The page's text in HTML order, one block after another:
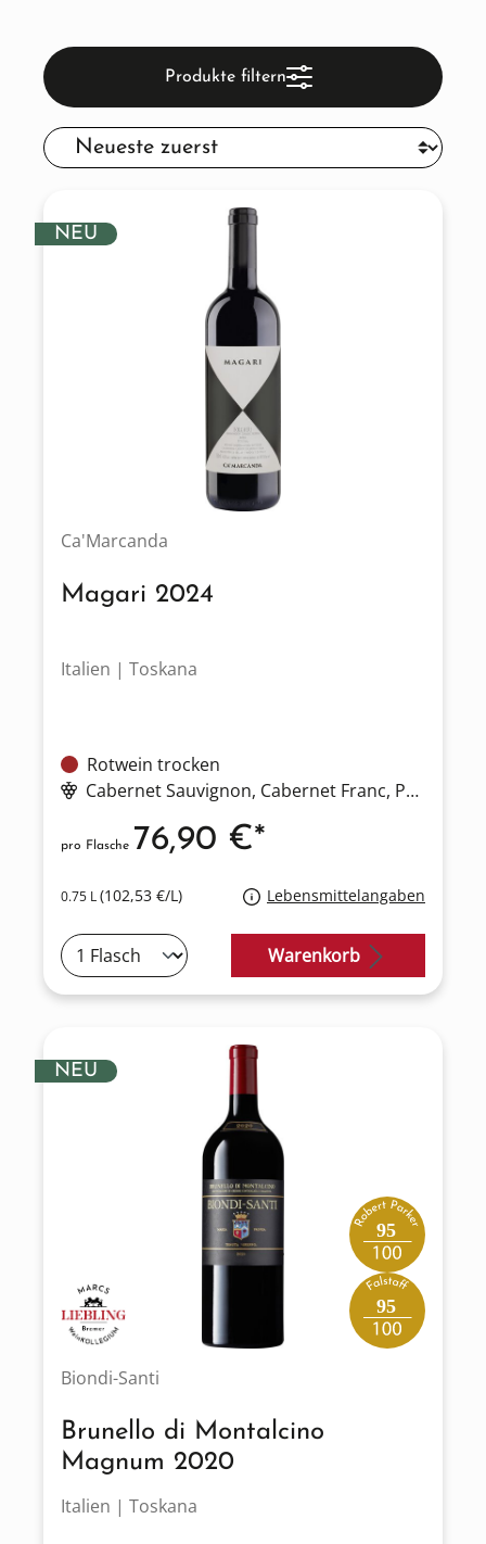
Produkte filtern
NEU
Ca'Marcanda
Magari 2024
Italien | Toskana
Rotwein trocken
Cabernet Sauvignon, Cabernet Franc, Petit Verdot
0.75 L(102,53 €/L) Lebensmittelangaben
pro Flasche 76,90 €*
Warenkorb
NEU
95
95
Biondi-Santi
Brunello di Montalcino
Magnum 2020
Italien | Toskana